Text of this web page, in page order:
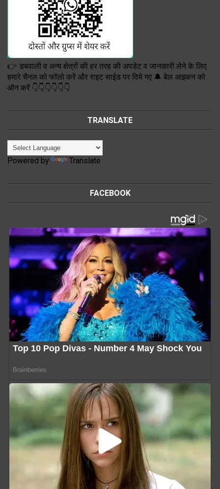
👉 डबवाली व अन्य क्षेत्रों की हर तरह की अपडेट व जानकारी लेने के लिए
हमारे चैनल को फॉलो करें और राइट साईड पर दिये गए 🔔 बेल आइकन को
ऑन करें 👇👇👇👇👇👇
TRANSLATE
Powered by Translate
FACEBOOK